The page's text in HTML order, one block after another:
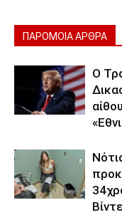
ΠΑΡΟΜΟΙΑ ΑΡΘΡΑ
Ο